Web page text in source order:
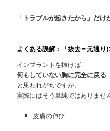
「トラブルが起きたから」だけ
よくある誤解：「抜去＝元通り
インプラントを抜けば、
何もしていない胸に完全に戻る
と思われがちですが、
実際にはそう単純ではありません
皮膚の伸び